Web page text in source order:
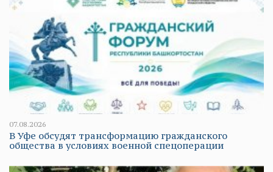
07.08.2026
В Уфе обсудят трансформацию гражданского
общества в условиях военной спецоперации